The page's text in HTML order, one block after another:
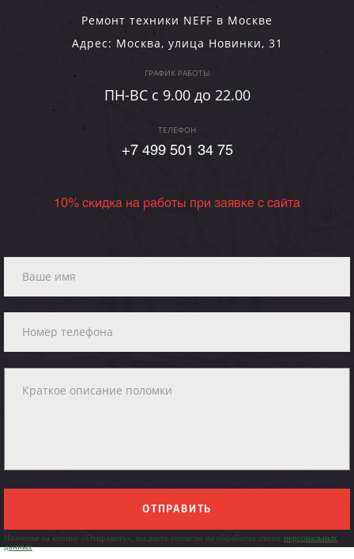
Ремонт техники NEFF в Москве
Адрес: Москва, улица Новинки, 31
ГРАФИК РАБОТЫ
ПН-ВC c 9.00 до 22.00
ТЕЛЕФОН
+7 499 501 34 75
10% скидка на работы при заявке с сайта
ОТПРАВИТЬ
Нажимая на кнопку «Отправить», вы даете согласие на обработку своих персональных
данных